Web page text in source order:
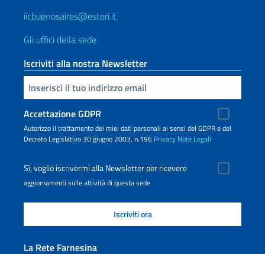
iicbuenosaires@esteri.it
Gli uffici della sede
Iscriviti alla nostra Newsletter
Inserisci la tua email
Accettazione GDPR
Autorizzo il trattamento dei miei dati personali ai sensi del GDPR e del
Decreto Legislativo 30 giugno 2003, n.196 Privacy Note Legali
Sì, voglio iscrivermi alla Newsletter per ricevere
aggiornamenti sulle attività di questa sede
La Rete Farnesina